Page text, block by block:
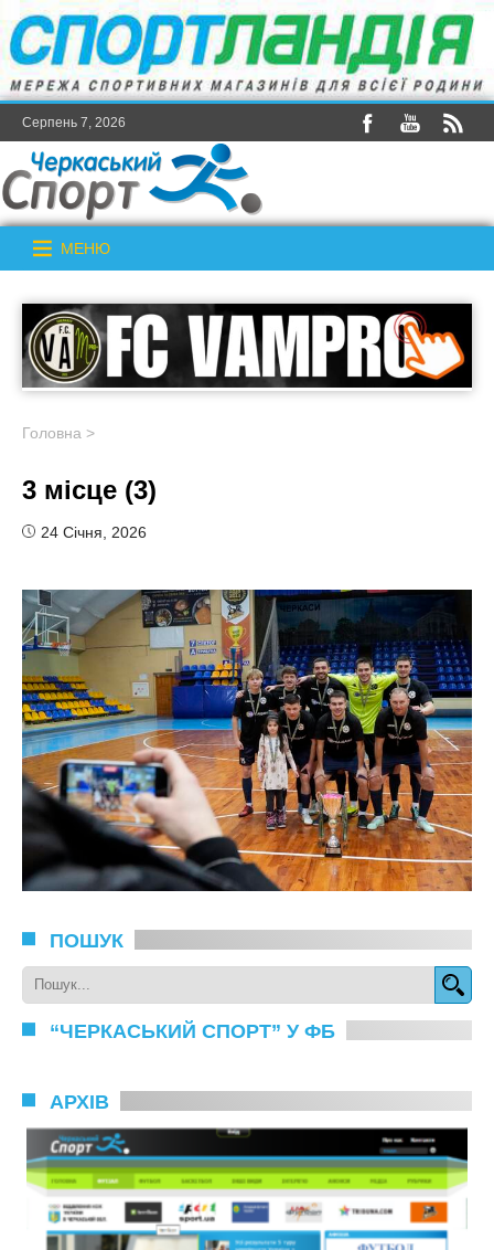
Серпень 7, 2026
МЕНЮ
Головна >
3 місце (3)
24 Січня, 2026
ПОШУК
“ЧЕРКАСЬКИЙ СПОРТ” У ФБ
АРХІВ